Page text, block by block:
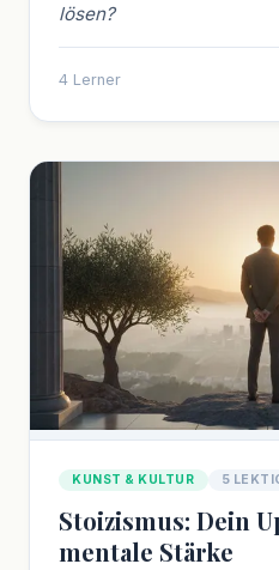
lösen?
4 Lerner
KUNST & KULTUR 5
Stoizismus: Dein
mentale Stärke